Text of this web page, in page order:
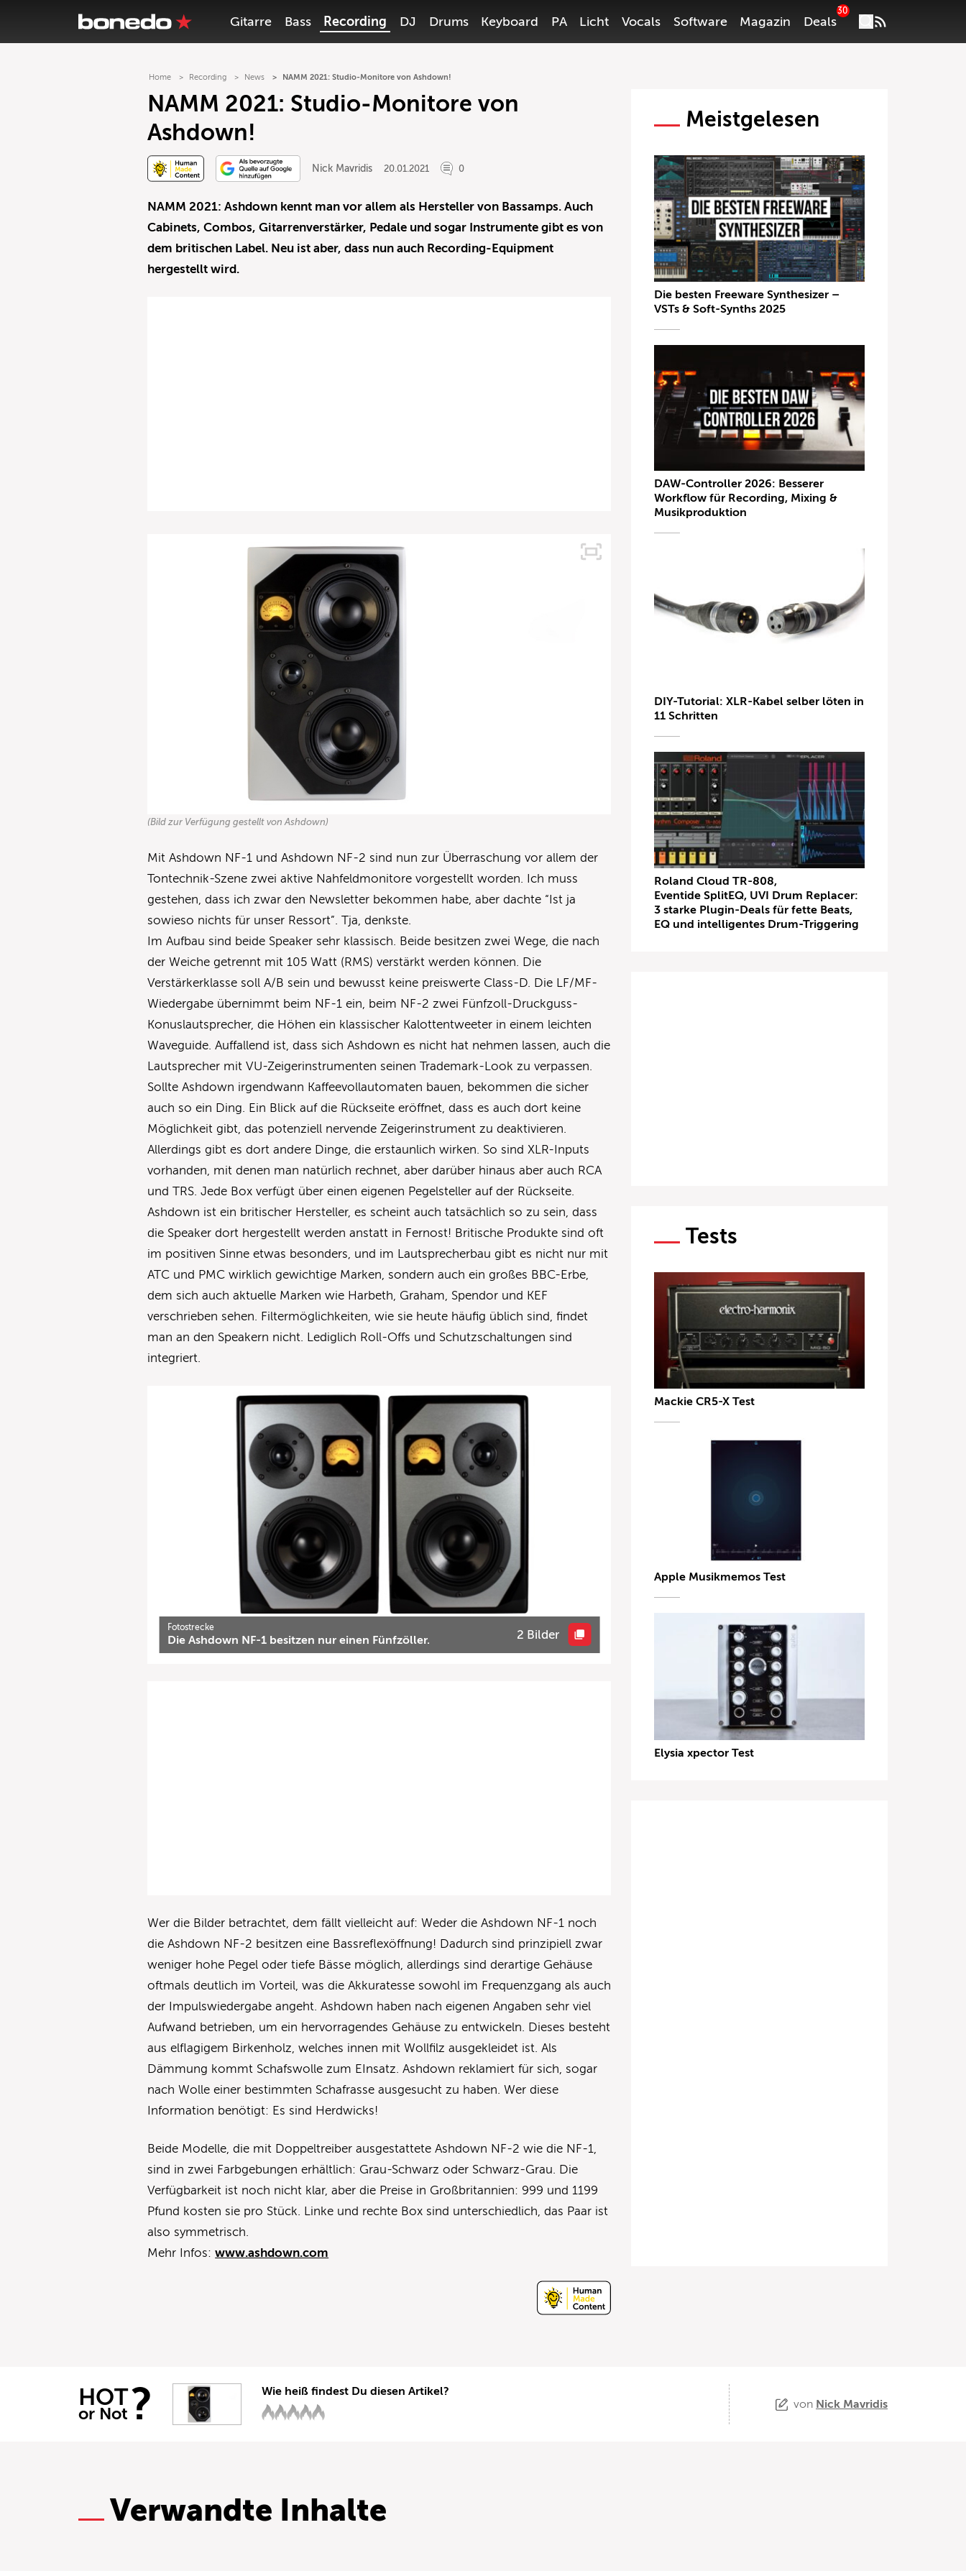
Gitarre Bass Recording DJ Drums Keyboard PA Licht Vocals Software Magazin Deals
30
Home Recording News NAMM 2021: Studio-Monitore von Ashdown!
NAMM 2021: Studio-Monitore von
Ashdown!
Nick Mavridis 20.01.2021 0
NAMM 2021: Ashdown kennt man vor allem als Hersteller von Bassamps. Auch
Cabinets, Combos, Gitarrenverstärker, Pedale und sogar Instrumente gibt es von
dem britischen Label. Neu ist aber, dass nun auch Recording-Equipment
hergestellt wird.
(Bild zur Verfügung gestellt von Ashdown)
Mit Ashdown NF-1 und Ashdown NF-2 sind nun zur Überraschung vor allem der
Tontechnik-Szene zwei aktive Nahfeldmonitore vorgestellt worden. Ich muss
gestehen, dass ich zwar den Newsletter bekommen habe, aber dachte “Ist ja
sowieso nichts für unser Ressort”. Tja, denkste.
Im Aufbau sind beide Speaker sehr klassisch. Beide besitzen zwei Wege, die nach
der Weiche getrennt mit 105 Watt (RMS) verstärkt werden können. Die
Verstärkerklasse soll A/B sein und bewusst keine preiswerte Class-D. Die LF/MF-
Wiedergabe übernimmt beim NF-1 ein, beim NF-2 zwei Fünfzoll-Druckguss-
Konuslautsprecher, die Höhen ein klassischer Kalottentweeter in einem leichten
Waveguide. Auffallend ist, dass sich Ashdown es nicht hat nehmen lassen, auch die
Lautsprecher mit VU-Zeigerinstrumenten seinen Trademark-Look zu verpassen.
Sollte Ashdown irgendwann Kaffeevollautomaten bauen, bekommen die sicher
auch so ein Ding. Ein Blick auf die Rückseite eröffnet, dass es auch dort keine
Möglichkeit gibt, das potenziell nervende Zeigerinstrument zu deaktivieren.
Allerdings gibt es dort andere Dinge, die erstaunlich wirken. So sind XLR-Inputs
vorhanden, mit denen man natürlich rechnet, aber darüber hinaus aber auch RCA
und TRS. Jede Box verfügt über einen eigenen Pegelsteller auf der Rückseite.
Ashdown ist ein britischer Hersteller, es scheint auch tatsächlich so zu sein, dass
die Speaker dort hergestellt werden anstatt in Fernost! Britische Produkte sind oft
im positiven Sinne etwas besonders, und im Lautsprecherbau gibt es nicht nur mit
ATC und PMC wirklich gewichtige Marken, sondern auch ein großes BBC-Erbe,
dem sich auch aktuelle Marken wie Harbeth, Graham, Spendor und KEF
verschrieben sehen. Filtermöglichkeiten, wie sie heute häufig üblich sind, findet
man an den Speakern nicht. Lediglich Roll-Offs und Schutzschaltungen sind
integriert.
Fotostrecke
Die Ashdown NF-1 besitzen nur einen Fünfzöller. 2 Bilder
Wer die Bilder betrachtet, dem fällt vielleicht auf: Weder die Ashdown NF-1 noch
die Ashdown NF-2 besitzen eine Bassreflexöffnung! Dadurch sind prinzipiell zwar
weniger hohe Pegel oder tiefe Bässe möglich, allerdings sind derartige Gehäuse
oftmals deutlich im Vorteil, was die Akkuratesse sowohl im Frequenzgang als auch
der Impulswiedergabe angeht. Ashdown haben nach eigenen Angaben sehr viel
Aufwand betrieben, um ein hervorragendes Gehäuse zu entwickeln. Dieses besteht
aus elflagigem Birkenholz, welches innen mit Wollfilz ausgekleidet ist. Als
Dämmung kommt Schafswolle zum EInsatz. Ashdown reklamiert für sich, sogar
nach Wolle einer bestimmten Schafrasse ausgesucht zu haben. Wer diese
Information benötigt: Es sind Herdwicks!
Beide Modelle, die mit Doppeltreiber ausgestattete Ashdown NF-2 wie die NF-1,
sind in zwei Farbgebungen erhältlich: Grau-Schwarz oder Schwarz-Grau. Die
Verfügbarkeit ist noch nicht klar, aber die Preise in Großbritannien: 999 und 1199
Pfund kosten sie pro Stück. Linke und rechte Box sind unterschiedlich, das Paar ist
also symmetrisch.
Mehr Infos:www.ashdown.com
Meistgelesen
Die besten Freeware Synthesizer –
VSTs & Soft-Synths 2025
DAW-Controller 2026: Besserer
Workflow für Recording, Mixing &
Musikproduktion
DIY-Tutorial: XLR-Kabel selber löten in
11 Schritten
Roland Cloud TR-808,
Eventide SplitEQ, UVI Drum Replacer:
3 starke Plugin-Deals für fette Beats,
EQ und intelligentes Drum-Triggering
Tests
Mackie CR5-X Test
Apple Musikmemos Test
Elysia xpector Test
HOT
or Not ?
Wie heiß findest Du diesen Artikel?
von Nick Mavridis
Verwandte Inhalte